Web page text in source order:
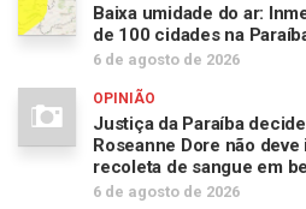
Baixa umidade do ar:
de 100 cidades na
6 de agosto de 2026
OPINIÃO
Justiça da Paraíba
Roseanne Dore não
recoleta de sangue em
6 de agosto de 2026